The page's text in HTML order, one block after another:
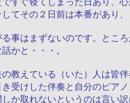
てその２日前は本番があり
事はまずないのです。とこ
かと・・・。
教えている（いた）人は皆
受けした伴奏と自分のピア
か取れないというのは言い